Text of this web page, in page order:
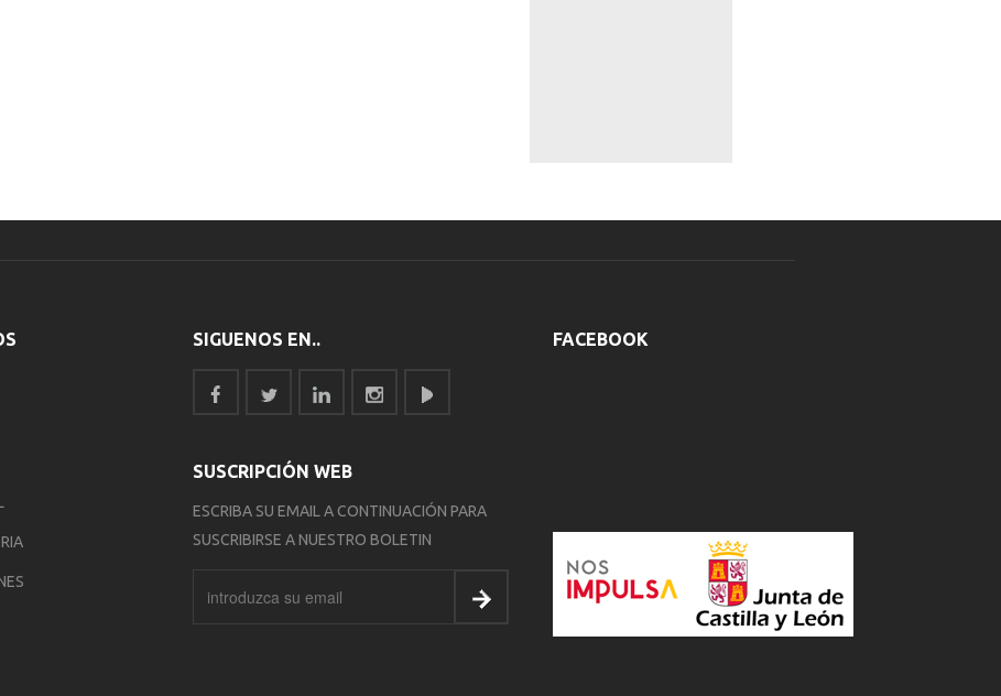
SIGUENOS EN..
SUSCRIPCIÓN WEB
ESCRIBA SU EMAIL A CONTINUACIÓN PARA
SUSCRIBIRSE A NUESTRO BOLETIN
FACEBOOK